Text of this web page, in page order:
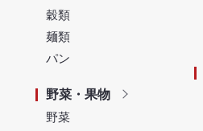
穀類
麺類
パン
野菜・果物
野菜